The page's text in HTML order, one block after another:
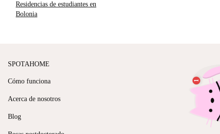
Residencias de estudiantes en
Bolonia
SPOTAHOME
Cómo funciona
Acerca de nosotros
Blog